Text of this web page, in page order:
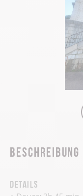
Beschreibung
Details